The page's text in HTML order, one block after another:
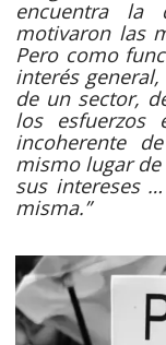
encuentra la
motivaron las
Pero como
interés
de un sector,
los esfuerzos
incoherente
mismo lugar
sus intereses
misma.”